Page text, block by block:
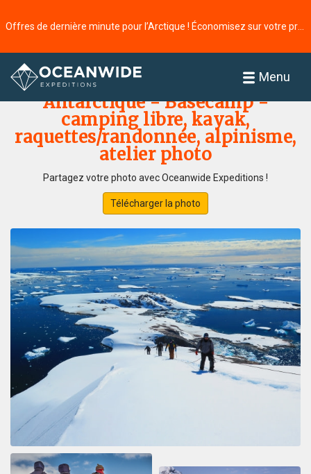
Menu
Accueil
Antarctique - Basecamp -
camping libre, kayak,
raquettes/randonnée, alpinisme,
atelier photo
Partagez votre photo avec Oceanwide Expeditions !
Télécharger la photo